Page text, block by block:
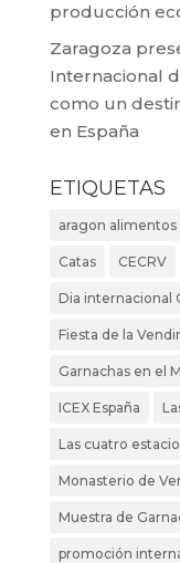
producción
Zaragoza
Internacional
como un
en España
ETIQUETAS
aragon alimentos
Catas CECRV
Dia internacional
Fiesta de la
Garnachas en el
ICEX España
Las cuatro
Monasterio de
Muestra de
promoción